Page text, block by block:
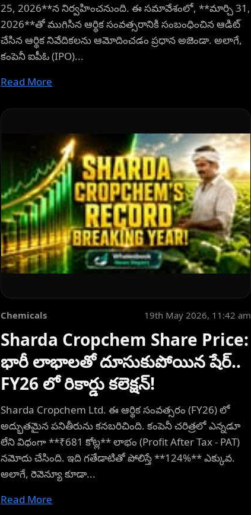
25, 2026**న నిర్వహించనుంది. ఈ సమావేశంలో, **మార్చి 31,
2026**తో ముగిసిన ఆర్థిక సంవత్సరానికి సంబంధించిన ఆడిట్
చేసిన ఆర్థిక నివేదికలను ఆమోదించడం ప్రధాన అజెండా. అలాగే,
కంపెనీ ఐపీఓ (IPO)...
Read More
Chemicals 19th May 2026, 11:42 am
Sharda Cropchem Share Price:
భారీ లాభాలతో దూసుకుపోయిన షేర్..
FY26 లో రికార్డు కలెక్షన్!
Sharda Cropchem Ltd. ఈ ఆర్థిక సంవత్సరం (FY26) లో
అద్భుతమైన పనితీరును కనబరిచింది. కంపెనీ చరిత్రలో ఎన్నడూ
లేని విధంగా **₹681 కోట్ల** లాభం (Profit After Tax - PAT)
నమోదు చేసింది. ఇది గతేడాటితో పోలిస్తే **124%** ఎక్కువ.
అలాగే, రెవెన్యూ కూడా...
Read More